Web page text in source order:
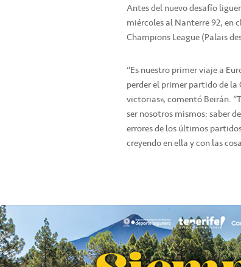
Antes del nuevo desafío
miércoles al Nanterre 92, en
Champions League (Palais
“Es nuestro primer viaje a
perder el primer partido de
victorias”, comentó Beirán.
ser nosotros mismos: saber
errores de los últimos
creyendo en ella y con las